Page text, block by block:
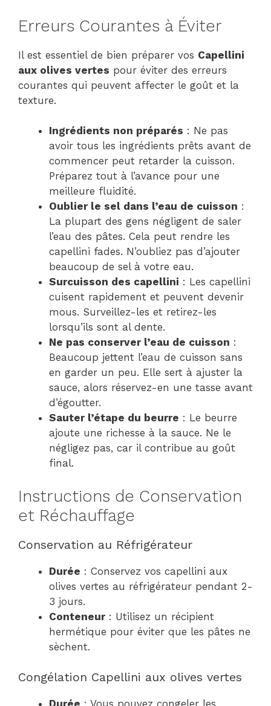
Erreurs Courantes à Éviter
Il est essentiel de bien préparer vos Capellini
aux olives vertes pour éviter des erreurs
courantes qui peuvent affecter le goût et la
texture.
Ingrédients non préparés : Ne pas
avoir tous les ingrédients prêts avant de
commencer peut retarder la cuisson.
Préparez tout à l’avance pour une
meilleure fluidité.
Oublier le sel dans l’eau de cuisson :
La plupart des gens négligent de saler
l’eau des pâtes. Cela peut rendre les
capellini fades. N’oubliez pas d’ajouter
beaucoup de sel à votre eau.
Surcuisson des capellini : Les capellini
cuisent rapidement et peuvent devenir
mous. Surveillez-les et retirez-les
lorsqu’ils sont al dente.
Ne pas conserver l’eau de cuisson :
Beaucoup jettent l’eau de cuisson sans
en garder un peu. Elle sert à ajuster la
sauce, alors réservez-en une tasse avant
d’égoutter.
Sauter l’étape du beurre : Le beurre
ajoute une richesse à la sauce. Ne le
négligez pas, car il contribue au goût
final.
Instructions de Conservation
et Réchauffage
Conservation au Réfrigérateur
Durée : Conservez vos capellini aux
olives vertes au réfrigérateur pendant 2-
3 jours.
Conteneur: Utilisez un récipient
hermétique pour éviter que les pâtes ne
sèchent.
Congélation Capellini aux olives vertes